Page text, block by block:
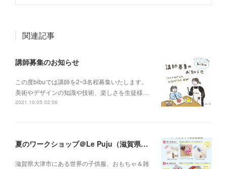
関連記事
講師募集のお知らせ
この度bibuでは講師を2~3名程募集いたします。
美術やデザインの知識や技術、楽しさを生徒様…
2021.10.05 02:56
夏のワークショップ＠Le Puju（滋賀県大津市）
滋賀県大津市にある世界の子供服、おもちゃ＆雑